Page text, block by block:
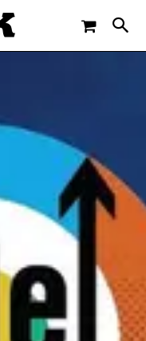
30. JANUAR 2023